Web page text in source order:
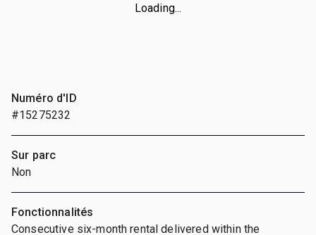
Loading...
Numéro d'ID
#15275232
Sur parc
Non
Fonctionnalités
Consecutive six-month rental delivered within the